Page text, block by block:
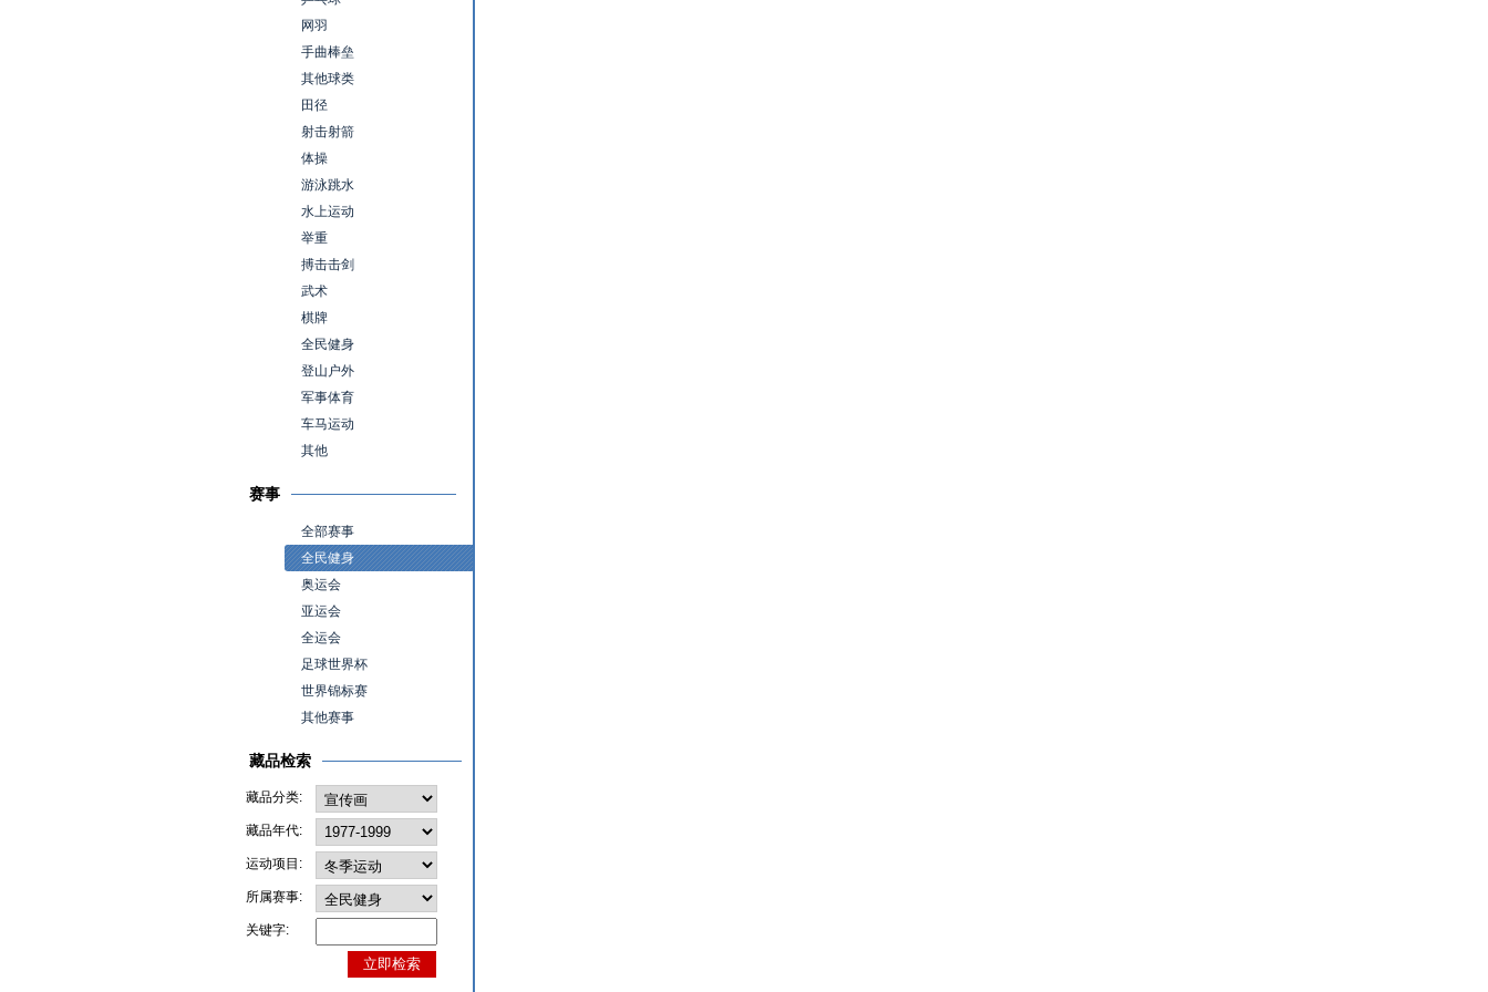
网羽
手曲棒垒
其他球类
田径
射击射箭
体操
游泳跳水
水上运动
举重
搏击击剑
武术
棋牌
全民健身
登山户外
军事体育
车马运动
其他
赛事
全部赛事
全民健身
奥运会
亚运会
全运会
足球世界杯
世界锦标赛
其他赛事
藏品检索
藏品分类:
藏品年代:
运动项目:
所属赛事:
关键字: